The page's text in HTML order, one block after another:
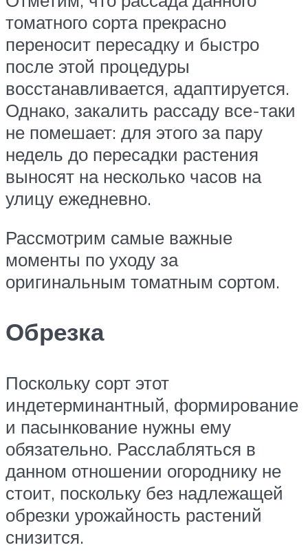
томатного сорта прекрасно
переносит пересадку и быстро
после этой процедуры
восстанавливается, адаптируется.
Однако, закалить рассаду все-таки
не помешает: для этого за пару
недель до пересадки растения
выносят на несколько часов на
улицу ежедневно.
Рассмотрим самые важные
моменты по уходу за
оригинальным томатным сортом.
Обрезка
Поскольку сорт этот
индетерминантный, формирование
и пасынкование нужны ему
обязательно. Расслабляться в
данном отношении огороднику не
стоит, поскольку без надлежащей
обрезки урожайность растений
снизится.